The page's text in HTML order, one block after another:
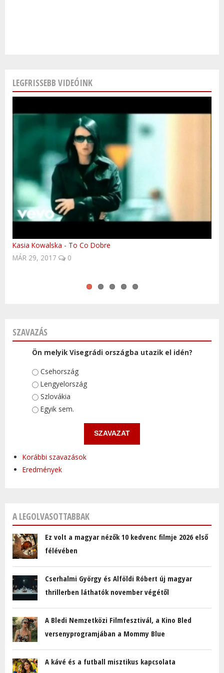
LEGFRISSEBB VIDEÓINK
Kasia Kowalska - To Co Dobre
Nohavica - Ostravo
MÁR 29, 2017
0
Easy to be finished?
Történelmi személyek, akik meghatározták a lengyel és a
magyar történelemet is
Evanescence - Weight Of The World (Budapest, 18 of June
2012) LIVE
SZAVAZÁS
Ön melyik Visegrádi országba utazik el idén?
Választások
Csehország
Lengyelország
Szlovákia
Egyik sem.
Korábbi szavazások
Eredmények
A LEGOLVASOTTABBAK
Ez volt a magyar nézők 10 kedvenc filmje 2026 első
félévében
Cserhalmi György és Alföldi Róbert új magyar
thrillerben láthatók november végétől
A Bledi Nemzetközi Filmfesztivál, a Kino Bled
versenyprogramjában a Mommy Blue
A kávé és a futball misztikus kapcsolata